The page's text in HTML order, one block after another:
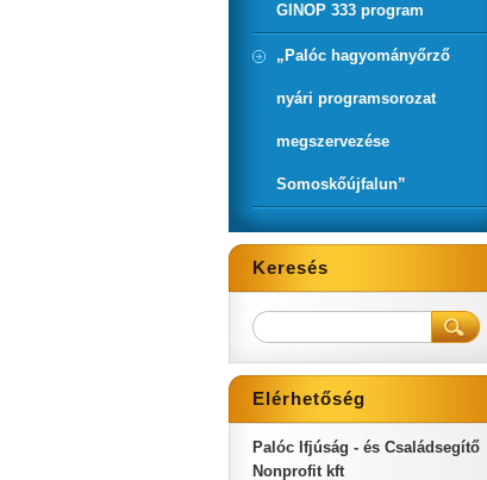
GINOP 333 program
„Palóc hagyományőrző
nyári programsorozat
megszervezése
Somoskőújfalun”
Keresés
Elérhetőség
Palóc Ifjúság - és Családsegítő
Nonprofit kft